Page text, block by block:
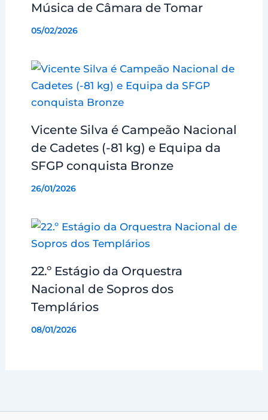
Música de Câmara de Tomar
05/02/2026
Vicente Silva é Campeão Nacional
de Cadetes (-81 kg) e Equipa da
SFGP conquista Bronze
26/01/2026
22.º Estágio da Orquestra
Nacional de Sopros dos
Templários
08/01/2026